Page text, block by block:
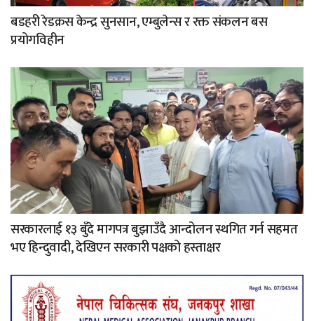
बडहरी रेडक्रस केन्द्र सुनसान, एम्बुलेन्स र रक्त संकलन बस
प्रयोगविहीन
सरकारलाई १३ बुँदे मागपत्र बुझाउँदै आन्दोलन स्थगित गर्न सहमत
भए हिन्दुवादी, देखिएन सरकारी पक्षको हस्ताक्षर